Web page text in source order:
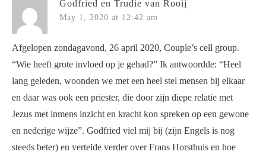
Godfried en Trudie van Rooij
May 1, 2020 at 12:42 am
Afgelopen zondagavond, 26 april 2020, Couple’s cell group.
“Wie heeft grote invloed op je gehad?” Ik antwoordde: “Heel
lang geleden, woonden we met een heel stel mensen bij elkaar
en daar was ook een priester, die door zijn diepe relatie met
Jezus met inmens inzicht en kracht kon spreken op een gewone
en nederige wijze”. Godfried viel mij bij (zijn Engels is nog
steeds beter) en vertelde verder over Frans Horsthuis en hoe